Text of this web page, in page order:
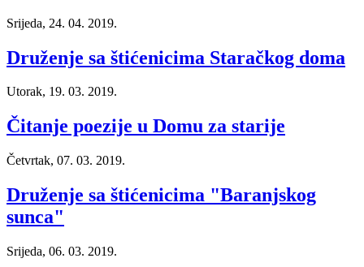
Srijeda, 24. 04. 2019.
Druženje sa štićenicima Staračkog doma
Utorak, 19. 03. 2019.
Čitanje poezije u Domu za starije
Četvrtak, 07. 03. 2019.
Druženje sa štićenicima "Baranjskog
sunca"
Srijeda, 06. 03. 2019.